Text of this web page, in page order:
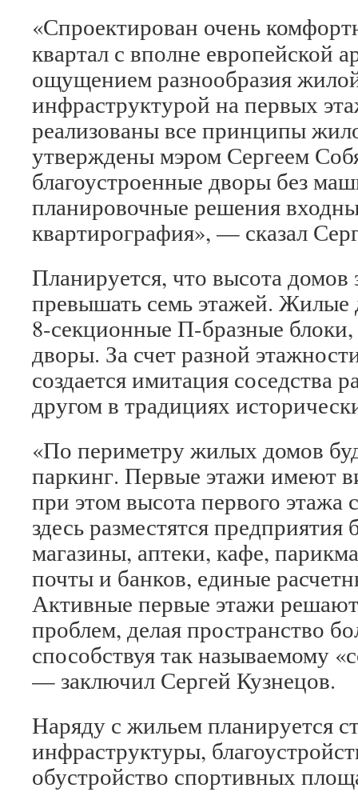
«Спроектирован очень
квартал с вполне европейской
ощущением разнообразия
инфраструктурой на первых
реализованы все принципы
утверждены мэром Сергеем
благоустроенные дворы без
планировочные решения
квартирография», — сказал
Планируется, что высота домов
превышать семь этажей. Жилые
8-секционные П-бразные
дворы. За счет разной
создается имитация соседства
другом в традициях
«По периметру жилых домов
паркинг. Первые этажи имеют
при этом высота первого этажа
здесь разместятся
магазины, аптеки, кафе,
почты и банков, единые
Активные первые этажи
проблем, делая пространство
способствуя так называемому
— заключил Сергей Кузнецов.
Наряду с жильем планируется
инфраструктуры,
обустройство спортивных